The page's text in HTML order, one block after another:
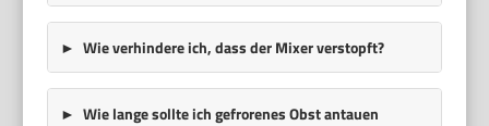
Wie verhindere ich, dass der Mixer verstopft?
Wie lange sollte ich gefrorenes Obst antauen